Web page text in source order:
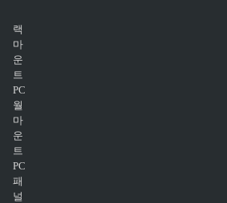
랙
마
운
트
PC
월
마
운
트
PC
패
널